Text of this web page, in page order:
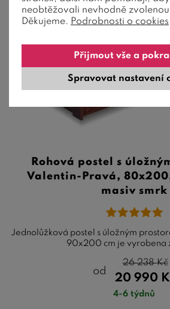
Rohová postel s
Valentin-Pravá,
masiv smrk
Jednolůžková postel s úložným
90x200 cm je vyrobena
od
20 990
26 238Kč
4-6 týdnů
neobtěžovali nevhodně
Děkujeme. Podrobnosti o cookies
Spravovat nastavení
Přijmout vše a